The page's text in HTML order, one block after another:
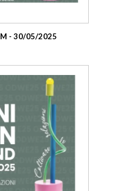
- 30/05/2025